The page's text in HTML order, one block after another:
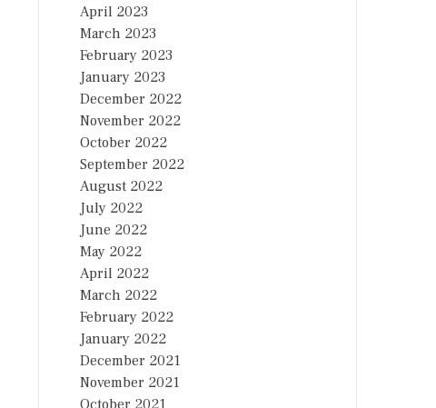
April 2023
March 2023
February 2023
January 2023
December 2022
November 2022
October 2022
September 2022
August 2022
July 2022
June 2022
May 2022
April 2022
March 2022
February 2022
January 2022
December 2021
November 2021
October 2021